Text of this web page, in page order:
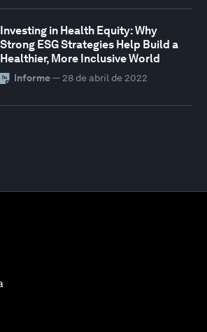
Investing in Health Equity: Why
Strong ESG Strategies Help Build a
Healthier, More Inclusive World
Informe— 28 de abril de 2022